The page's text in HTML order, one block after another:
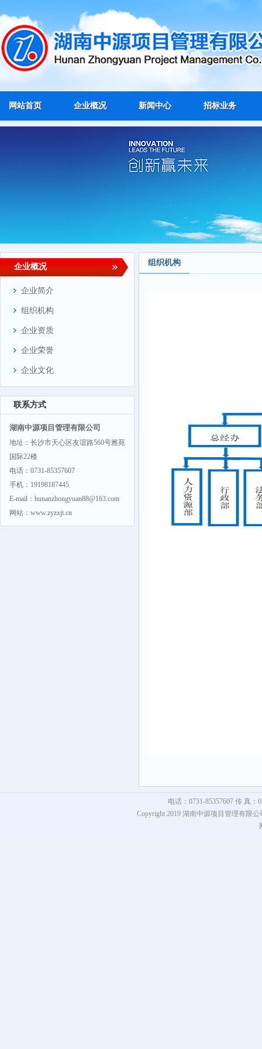
网站首页 企业概况 新闻中心 招标业务
企业概况
企业简介
组织机构
企业资质
企业荣誉
企业文化
联系方式
湖南中源项目管理有限公司
地址：长沙市天心区友谊路560号雅苑
国际22楼
电话：0731-85357607
手机：19198187445
E-mail：hunanzhongyuan88@163.com
网站：www.zyzxjt.cn
组织机构
电话：0731-85357607 传 真：
Copyright 2019 湖南中源项目管理有限